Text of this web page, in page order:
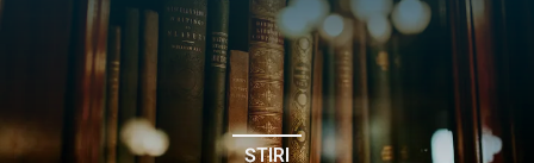
Despre Facultate
ȘTIRI